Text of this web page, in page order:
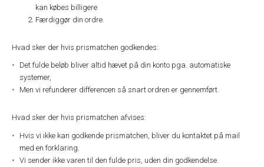
kan købes billigere
Færdiggør din ordre.
Hvad sker der hvis prismatchen godkendes:
Det fulde beløb bliver altid hævet på din konto pga. automatiske
systemer,
Men vi refunderer differencen så snart ordren er gennemført.
Hvad sker der hvis prismatchen afvises:
Hvis vi ikke kan godkende prismatchen, bliver du kontaktet på mail
med en forklaring.
Vi sender ikke varen til den fulde pris, uden din godkendelse.